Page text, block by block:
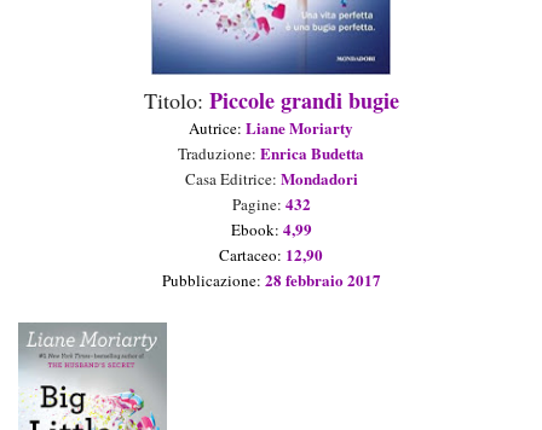
Titolo: Piccole grandi bugie
Autrice: Liane Moriarty
Traduzione: Enrica Budetta
Casa Editrice: Mondadori
Pagine: 432
Ebook: 4,99
Cartaceo: 12,90
Pubblicazione: 28 febbraio 2017